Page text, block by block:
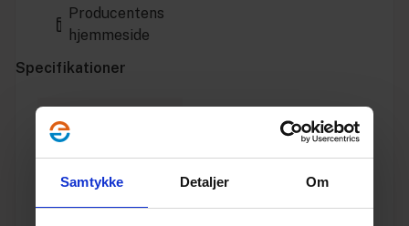
Samtykke Detaljer Om
Producentens
hjemmeside
Specifikationer
Varenummer
Vægt 0.56
Enhed STK.